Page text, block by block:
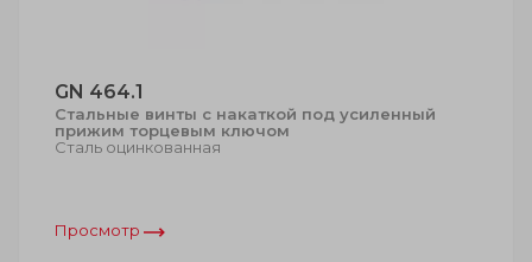
GN 464.1
Стальные винты с накаткой под усиленный
прижим торцевым ключом
Сталь оцинкованная
Просмотр